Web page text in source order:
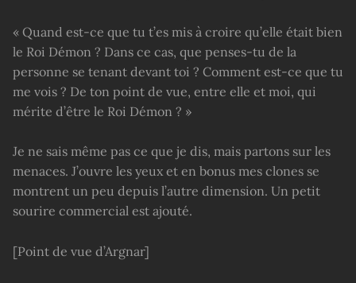
« Quand est-ce que tu t’es mis à croire qu’elle était bien
le Roi Démon ? Dans ce cas, que penses-tu de la
personne se tenant devant toi ? Comment est-ce que tu
me vois ? De ton point de vue, entre elle et moi, qui
mérite d’être le Roi Démon ? »
Je ne sais même pas ce que je dis, mais partons sur les
menaces. J’ouvre les yeux et en bonus mes clones se
montrent un peu depuis l’autre dimension. Un petit
sourire commercial est ajouté.
[Point de vue d’Argnar]